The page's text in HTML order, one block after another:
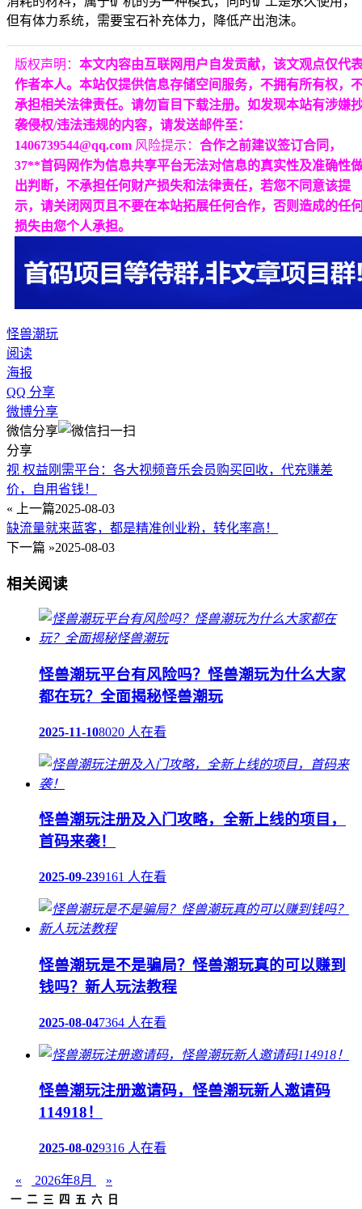
但有体力系统，需要宝石补充体力，降低产出泡沫。
版权声明： 本文内容由互联网用户自发贡献，该文观点仅代
作者本人。本站仅提供信息存储空间服务，不拥有所有权，
承担相关法律责任。请勿盲目下载注册。如发现本站有涉嫌
袭侵权/违法违规的内容，请发送邮件至：
1406739544@qq.com 风险提示： 合作之前建议签订合同，
37**首码网作为信息共享平台无法对信息的真实性及准确性
出判断，不承担任何财产损失和法律责任，若您不同意该提
示，请关闭网页且不要在本站拓展任何合作，否则造成的任
损失由您个人承担。
怪兽潮玩
阅读
海报
QQ 分享
微博分享
微信分享
分享
视 权益刚需平台：各大视频音乐会员购买回收，代充赚差
价，自用省钱！
« 上一篇2025-08-03
缺流量就来蓝客，都是精准创业粉，转化率高！
下一篇 »2025-08-03
相关阅读
怪兽潮玩平台有风险吗？怪兽潮玩为什么大家
都在玩？全面揭秘怪兽潮玩
2025-11-108020 人在看
怪兽潮玩注册及入门攻略，全新上线的项目，
首码来袭！
2025-09-239161 人在看
怪兽潮玩是不是骗局？怪兽潮玩真的可以赚到
钱吗？新人玩法教程
2025-08-047364 人在看
怪兽潮玩注册邀请码，怪兽潮玩新人邀请码
114918！
2025-08-029316 人在看
« 2026年8月 »
一 二 三 四 五 六 日